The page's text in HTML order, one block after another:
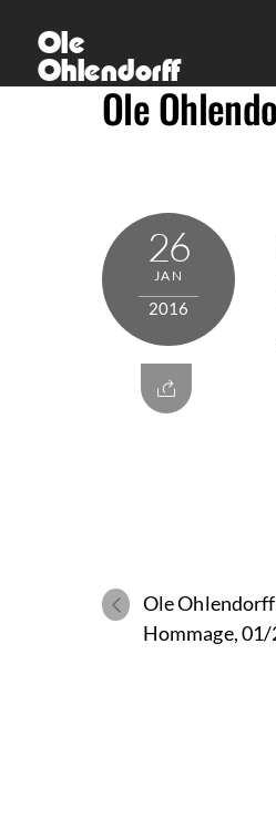
content
Ole
Ohlendorff
Ole
26
JAN
2016
Ole
Hommage,